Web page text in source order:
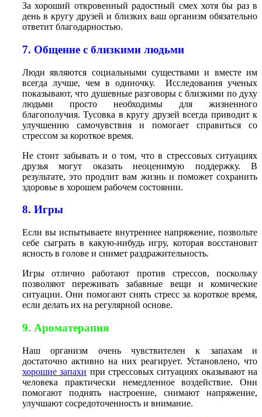
За хороший откровенный радостный смех хотя бы раз в
день в кругу друзей и близких ваш организм обязательно
ответит благодарностью.
7. Общение с близкими людьми
Люди являются социальными существами и вместе им
всегда лучше, чем в одиночку. Исследования ученых
показывают, что душевные разговоры с близкими по духу
людьми просто необходимы для жизненного
благополучия. Тусовка в кругу друзей всегда приводит к
улучшению самочувствия и помогает справиться со
стрессом за короткое время.
Не стоит забывать и о том, что в стрессовых ситуациях
друзья могут оказать неоценимую поддержку. В
результате, это продлит вам жизнь и поможет сохранить
здоровье в хорошем рабочем состоянии.
8. Игры
Если вы испытываете внутреннее напряжение, позвольте
себе сыграть в какую-нибудь игру, которая восстановит
ясность в голове и снимет раздражительность.
Игры отлично работают против стрессов, поскольку
позволяют переживать забавные вещи и комические
ситуации. Они помогают снять стресс за короткое время,
если делать их на регулярной основе.
9. Ароматерапия
Наш организм очень чувствителен к запахам и
достаточно активно на них реагирует. Установлено, что
хорошие запахи при стрессовых ситуациях оказывают на
человека практически немедленное воздействие. Они
помогают поднять настроение, снимают напряжение,
улучшают сосредоточенность и внимание.